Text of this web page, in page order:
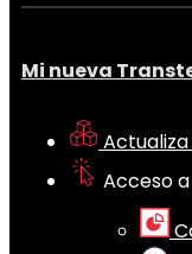
Mi nueva
Acceso